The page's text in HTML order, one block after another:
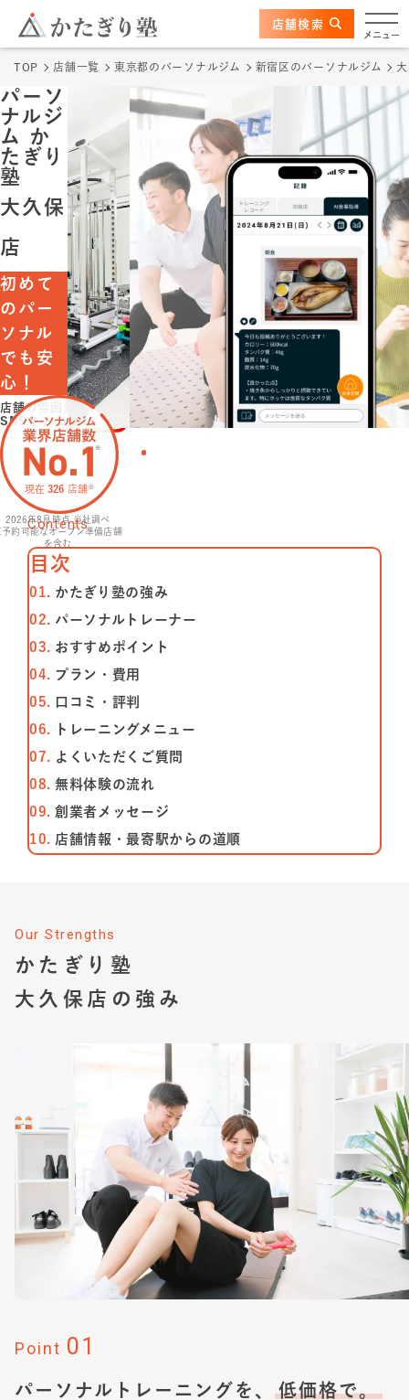
このページの本文へ
メニュー
大久保店
かたぎり塾の特長
トレーナー
体験の流れ
店舗検索
かたぎり塾について
TOPページ
特長
選ばれる理由
ビフォーアフター
お客さまの声
料金
プログラム
よくあるご質問
TOP 店舗一覧 東京都のパーソナルジム 新宿区のパーソナルジム
パーソ
ナルジ
ム か
たぎり
塾
大久保
店
初めて
のパー
ソナル
でも安
心！
現在 326 店舗 ※
2026年8月時点 当社調べ
約可能なオープン準備店舗
を含む
店舗の雰囲気は
SNSをチェック
Contents
⽬次
かたぎり塾の強み
パーソナルトレーナー
おすすめポイント
プラン・費⽤
⼝コミ・評判
トレーニングメニュー
よくいただくご質問
無料体験の流れ
創業者メッセージ
店舗情報・最寄駅からの道順
かたぎり塾
大久保店 の強み
Our Strengths
パーソナルトレーニングを、 低価格で。
Point 01